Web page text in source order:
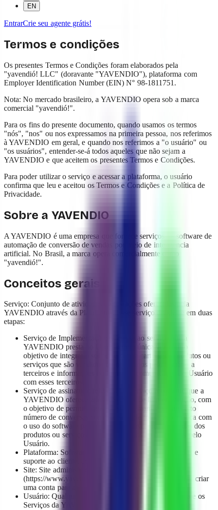
EN
EntrarCrie seu agente grátis!
Termos e condições
Os presentes Termos e Condições foram elaborados pela
"yavendió! LLC" (doravante "YAVENDIO"), plataforma com
Employer Identification Number (EIN) N° 98-1811751.
Nota: No mercado brasileiro, a YAVENDIO opera sob a marca
comercial "yavendió!".
Para os fins do presente documento, quando usamos os termos
"nós", "nos" ou nos expressamos na primeira pessoa, nos referimos
à YAVENDIO em geral, e quando nos referimos a "o usuário" ou
"os usuários", entender-se-á todos aqueles que não sejam a
YAVENDIO e que aceitem os presentes Termos e Condições.
Para poder utilizar o serviço e acessar a plataforma, o usuário
confirma que leu e aceitou os Termos e Condições e a Política de
Privacidade.
Sobre a YAVENDIO
A YAVENDIO é uma empresa que fornece serviços de software de
automação de conversão de vendas por meio de inteligência
artificial. No Brasil, a marca opera comercialmente como
"yavendió!".
Conceitos gerais
Serviço: Conjunto de atividades e prestações oferecidas pela
YAVENDIO através da Plataforma. Esse serviço divide-se em duas
etapas:
Serviço de Implementação: refere-se ao serviço que a
YAVENDIO presta ao Usuário uma única vez com o
objetivo de integrar o software com a carteira de produtos ou
serviços que são vendidos ou oferecidos pelo Usuário a
terceiros e informações ou forma de comunicação do Usuário
com esses terceiros.
Serviço de assinatura: refere-se ao serviço recorrente que a
YAVENDIO oferece após o Serviço de Implementação, com
o objetivo de permitir que o Usuário mantenha um certo
número de conversas com terceiros de forma automática com
o uso do software para facilitar a conversão em vendas dos
produtos ou serviços que são vendidos ou oferecidos pelo
Usuário.
Plataforma: Software ou sistema para gestão de vendas e
suporte ao cliente, acessível através de https://ya.onl/.
Site: Site administrado pela YAVENDIO
(https://www.yavendeu.com/) onde os Usuários podem criar
uma conta para adquirir o serviço da YAVENDIO.
Usuário: Qualquer pessoa física ou jurídica que contrate os
Serviços da YAVENDIO para fazer uso da Plataforma.